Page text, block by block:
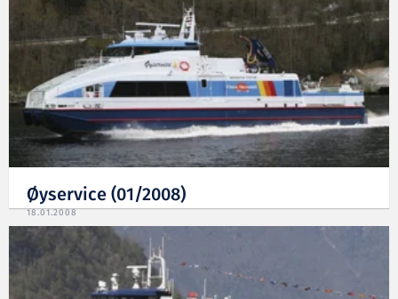
Øyservice (01/2008)
18.01.2008